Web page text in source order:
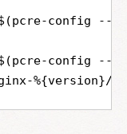
config --